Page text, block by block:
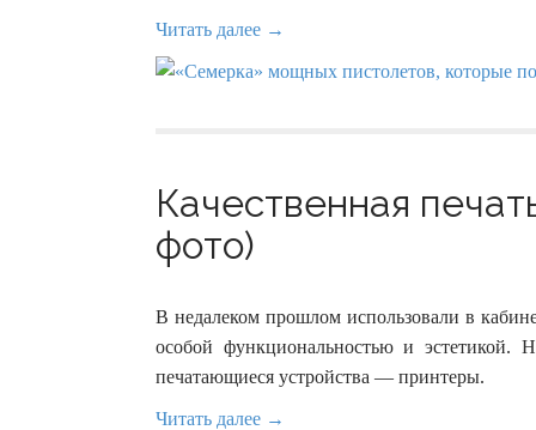
Читать далее →
Качественная
фото)
В недалеком прошлом использовали в
особой функциональностью и
печатающиеся устройства — принтеры.
Читать далее →